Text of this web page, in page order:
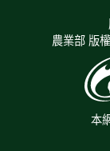
農業部 版
本